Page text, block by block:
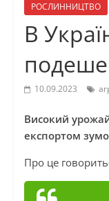
РОСЛИННИЦТВО
В
10.09.2023
Високий
експортом
Про це